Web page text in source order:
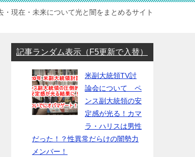
・現在・未来について光と闇をまとめるサイト
記事ランダム表示（F5更新で入替）
米副大統領TV討
論会について ペ
ンス副大統領の安
定感が光る！カマ
ラ・ハリスは男性
だった！？性異常だらけの闇勢力
メンバー！